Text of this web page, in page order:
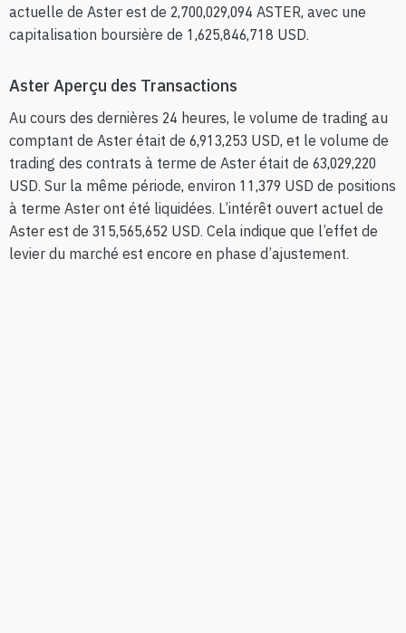
actuelle de Aster est de 2,700,029,094 ASTER, avec une
capitalisation boursière de 1,625,846,718 USD.
Aster Aperçu des Transactions
Au cours des dernières 24 heures, le volume de trading au
comptant de Aster était de 6,913,253 USD, et le volume de
trading des contrats à terme de Aster était de 63,029,220
USD. Sur la même période, environ 11,379 USD de positions
à terme Aster ont été liquidées. L’intérêt ouvert actuel de
Aster est de 315,565,652 USD. Cela indique que l’effet de
levier du marché est encore en phase d’ajustement.